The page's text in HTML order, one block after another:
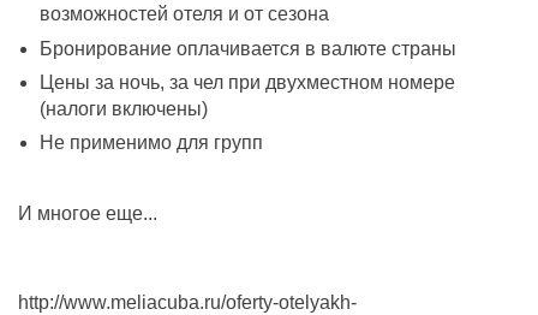
возможностей отеля и от сезона
Бронирование оплачивается в валюте страны
Цены за ночь, за чел при двухместном номере
(налоги включены)
Не применимо для групп
И многое еще...
http://www.meliacuba.ru/oferty-otelyakh-